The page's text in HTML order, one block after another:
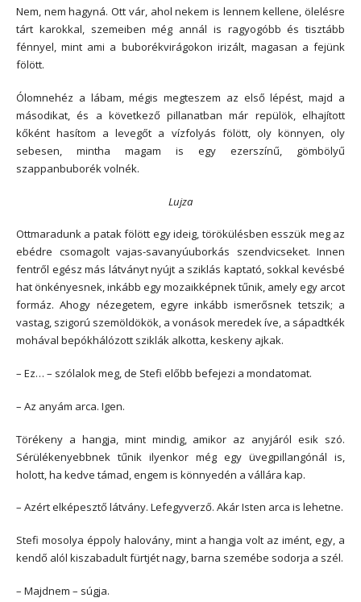
Nem, nem hagyná. Ott vár, ahol nekem is lennem kellene, ölelésre
tárt karokkal, szemeiben még annál is ragyogóbb és tisztább
fénnyel, mint ami a buborékvirágokon irizált, magasan a fejünk
fölött.
Ólomnehéz a lábam, mégis megteszem az első lépést, majd a
másodikat, és a következő pillanatban már repülök, elhajított
kőként hasítom a levegőt a vízfolyás fölött, oly könnyen, oly
sebesen, mintha magam is egy ezerszínű, gömbölyű
szappanbuborék volnék.
Lujza
Ottmaradunk a patak fölött egy ideig, törökülésben esszük meg az
ebédre csomagolt vajas-savanyúuborkás szendvicseket. Innen
fentről egész más látványt nyújt a sziklás kaptató, sokkal kevésbé
hat önkényesnek, inkább egy mozaikképnek tűnik, amely egy arcot
formáz. Ahogy nézegetem, egyre inkább ismerősnek tetszik; a
vastag, szigorú szemöldökök, a vonások meredek íve, a sápadtkék
mohával bepókhálózott sziklák alkotta, keskeny ajkak.
– Ez… – szólalok meg, de Stefi előbb befejezi a mondatomat.
– Az anyám arca. Igen.
Törékeny a hangja, mint mindig, amikor az anyjáról esik szó.
Sérülékenyebbnek tűnik ilyenkor még egy üvegpillangónál is,
holott, ha kedve támad, engem is könnyedén a vállára kap.
– Azért elképesztő látvány. Lefegyverző. Akár Isten arca is lehetne.
Stefi mosolya éppoly halovány, mint a hangja volt az imént, egy, a
kendő alól kiszabadult fürtjét nagy, barna szemébe sodorja a szél.
– Majdnem – súgja.